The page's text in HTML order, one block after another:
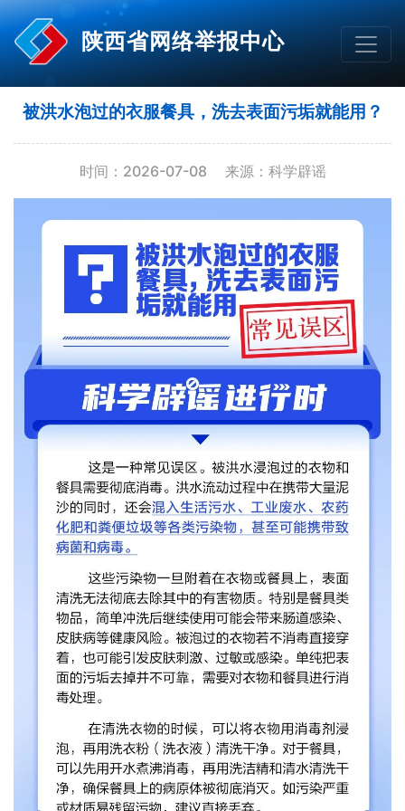
陕西省网络举报中心
被洪水泡过的衣服餐具，洗去表面污垢就能用？
时间：2026-07-08 来源：科学辟谣